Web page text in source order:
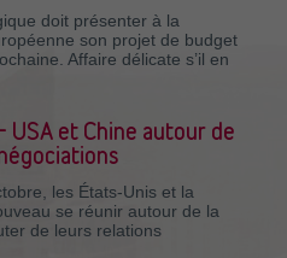
doit présenter à la
son projet de budget
Affaire délicate s’il en
et Chine autour de
les États-Unis et la
se réunir autour de la
de leurs relations